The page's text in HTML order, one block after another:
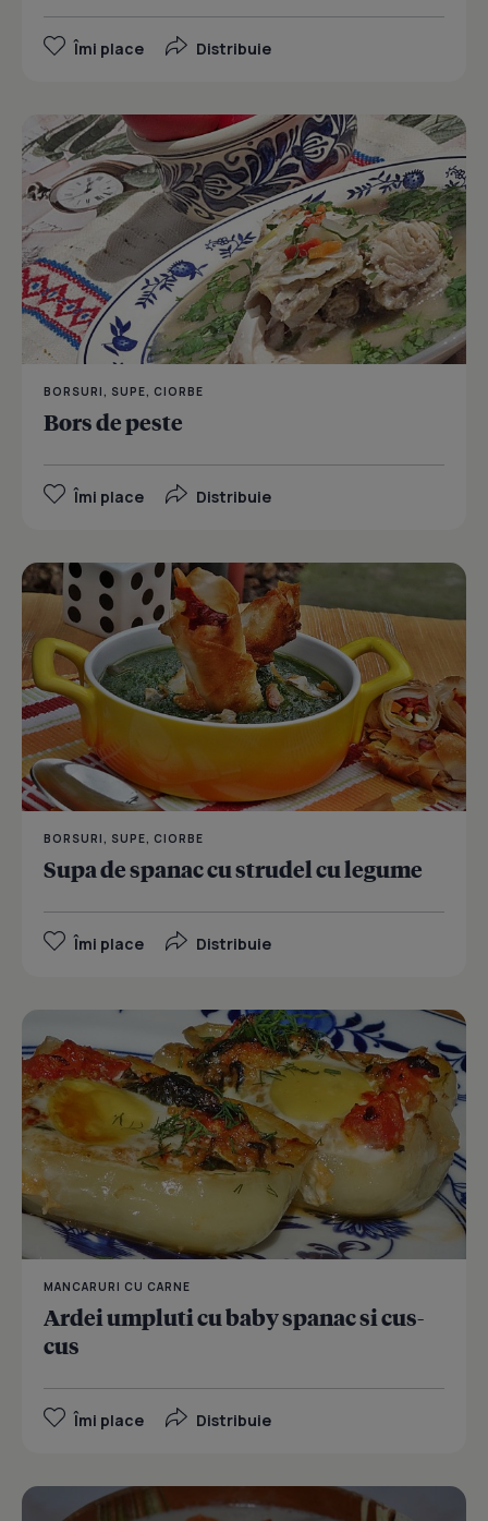
Îmi place Distribuie
BORSURI, SUPE, CIORBE
Bors de peste
Îmi place Distribuie
BORSURI, SUPE, CIORBE
Supa de spanac cu strudel cu legume
Îmi place Distribuie
MANCARURI CU CARNE
Ardei umpluti cu baby spanac si cus-
cus
Îmi place Distribuie